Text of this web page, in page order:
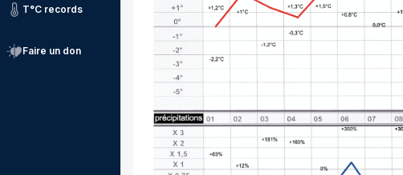
T°C records
Faire un don